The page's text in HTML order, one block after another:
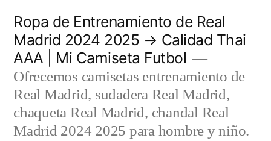
contenido
Ropa de Entrenamiento de Real
Madrid 2024 2025 → Calidad Thai
AAA | Mi Camiseta Futbol
Ofrecemos camisetas entrenamiento de
Real Madrid, sudadera Real Madrid,
chaqueta Real Madrid, chandal Real
Madrid 2024 2025 para hombre y niño.